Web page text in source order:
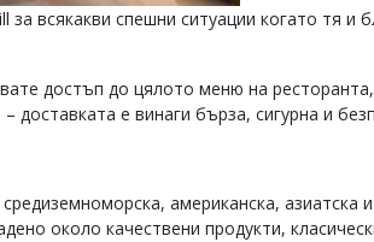
всякакви спешни ситуации когато тя и
достъп до цялото меню на
е винаги бърза, сигурна и
американска, азиатска
около качествени продукти,